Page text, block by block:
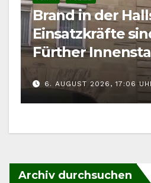
Brand in der
Einsatzkräfte
Fürther
gefordert
6. AUGUST 2026, 17:06
Archiv durchsuchen